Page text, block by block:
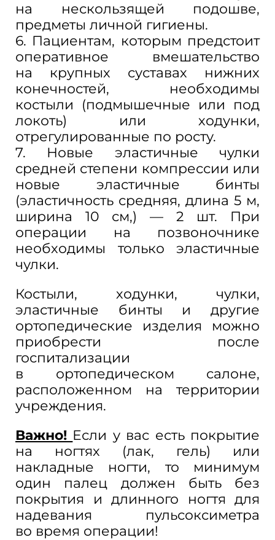
на
нескользящей подошве,
предметы личной гигиены.
6. Пациентам, которым предстоит
оперативное вмешательство
на
крупных суставах нижних
конечностей, необходимы
костыли (подмышечные или под
локоть) или ходунки,
отрегулированные по росту.
7. Новые эластичные чулки
средней степени компрессии или
новые эластичные бинты
(эластичность средняя, длина 5 м,
ширина 10
см,) — 2
шт. При
операции на
позвоночнике
необходимы только эластичные
чулки.
Костыли, ходунки, чулки,
эластичные бинты и
другие
ортопедические изделия можно
приобрести после
госпитализации
в
ортопедическом салоне,
расположенном на
территории
учреждения.
Важно! Если у вас есть покрытие
на
ногтях (лак, гель) или
накладные ногти, то
минимум
один палец должен быть без
покрытия и длинного ногтя для
надевания пульсоксиметра
во время операции!